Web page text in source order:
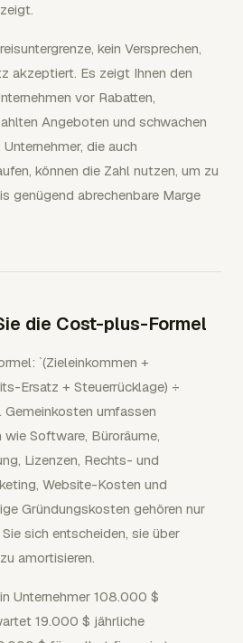
kein Versprechen,
akzeptiert. Es zeigt Ihnen den
vor Rabatten,
Angeboten und schwachen
die auch
können die Zahl nutzen, um zu
genügend abrechenbare Marge
die Cost-plus-Formel
`(Zieleinkommen +
Ersatz + Steuerrücklage) ÷
Gemeinkosten umfassen
Software, Büroräume,
Lizenzen, Rechts- und
Website-Kosten und
Gründungskosten gehören nur
sich entscheiden, sie über
amortisieren.
Unternehmer 108.000 $
19.000 $ jährliche